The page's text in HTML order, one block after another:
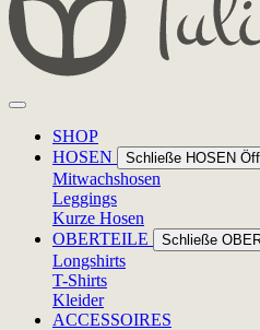
SHOP
HOSEN
Schließe HOSEN
Mitwachshosen
Leggings
Kurze Hosen
OBERTEILE
Schließe
Longshirts
T-Shirts
Kleider
ACCESSOIRES